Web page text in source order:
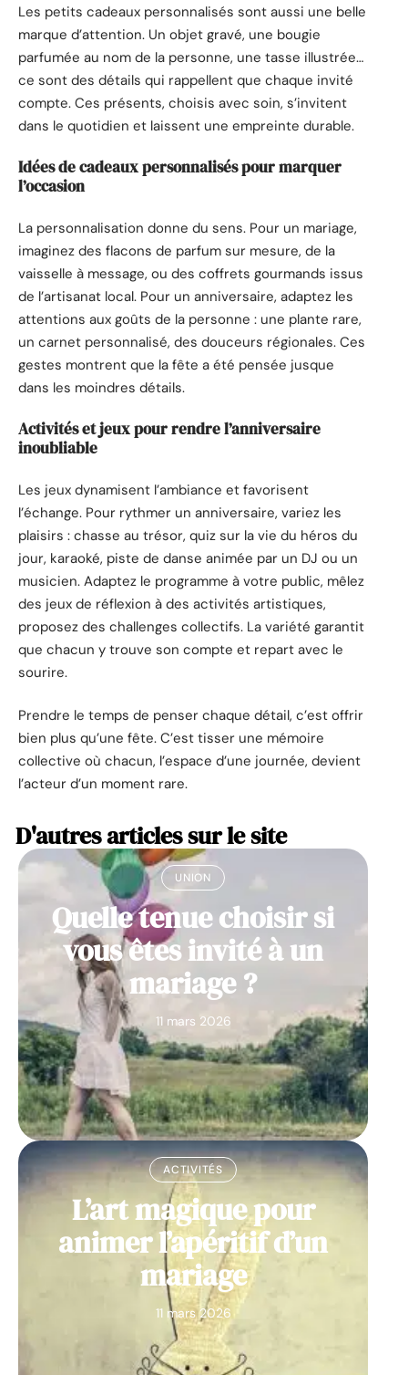
Les petits cadeaux personnalisés sont aussi une belle
marque d’attention. Un objet gravé, une bougie
parfumée au nom de la personne, une tasse illustrée…
ce sont des détails qui rappellent que chaque invité
compte. Ces présents, choisis avec soin, s’invitent
dans le quotidien et laissent une empreinte durable.
Idées de cadeaux personnalisés pour marquer
l’occasion
La personnalisation donne du sens. Pour un mariage,
imaginez des flacons de parfum sur mesure, de la
vaisselle à message, ou des coffrets gourmands issus
de l’artisanat local. Pour un anniversaire, adaptez les
attentions aux goûts de la personne : une plante rare,
un carnet personnalisé, des douceurs régionales. Ces
gestes montrent que la fête a été pensée jusque
dans les moindres détails.
Activités et jeux pour rendre l’anniversaire
inoubliable
Les jeux dynamisent l’ambiance et favorisent
l’échange. Pour rythmer un anniversaire, variez les
plaisirs : chasse au trésor, quiz sur la vie du héros du
jour, karaoké, piste de danse animée par un DJ ou un
musicien. Adaptez le programme à votre public, mêlez
des jeux de réflexion à des activités artistiques,
proposez des challenges collectifs. La variété garantit
que chacun y trouve son compte et repart avec le
sourire.
Prendre le temps de penser chaque détail, c’est offrir
bien plus qu’une fête. C’est tisser une mémoire
collective où chacun, l’espace d’une journée, devient
l’acteur d’un moment rare.
D'autres articles sur le site
UNION
Quelle tenue choisir si
vous êtes invité à un
mariage ?
11 mars 2026
ACTIVITÉS
L’art magique pour
animer l’apéritif d’un
mariage
11 mars 2026